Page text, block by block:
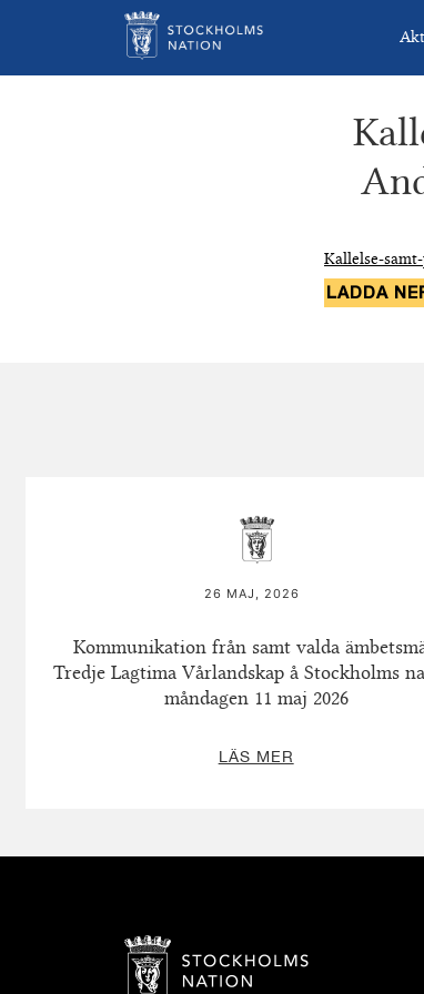
Kallelse-
LADDA
26 MAJ, 2026
Kommunikation från samt valda
Tredje Lagtima Vårlandskap å Stockholms
måndagen 11 maj 2026
LÄS MER